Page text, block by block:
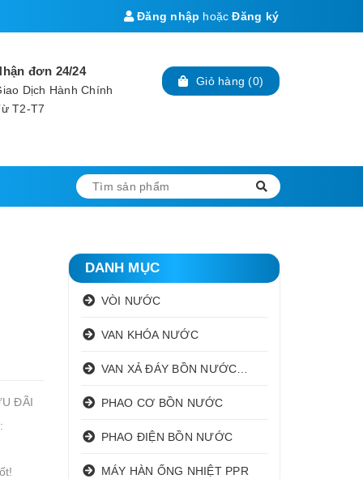
Đăng nhập hoặc Đăng ký
đơn 24/24
Dịch Hành Chính
T2-T7
Giỏ hàng (0)
ĐÃI
DANH MỤC
VÒI NƯỚC
VAN KHÓA NƯỚC
PHAO CƠ BỒN NƯỚC
PHAO ĐIỆN BỒN NƯỚC
MÁY HÀN ỐNG NHIỆT PPR